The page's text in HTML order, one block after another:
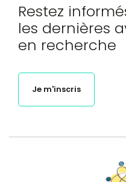
Restez
les dernières
en recherche
Je m'inscris